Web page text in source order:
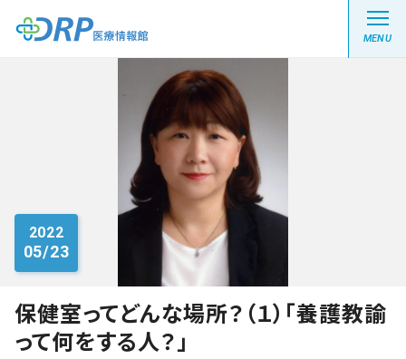
MENU
最新の注目記事
栄養健康レシピ
医療系学生記事
健康川柳
2022
05/23
保健室ってどんな場所？（１）「養護教諭
って何をする人？」